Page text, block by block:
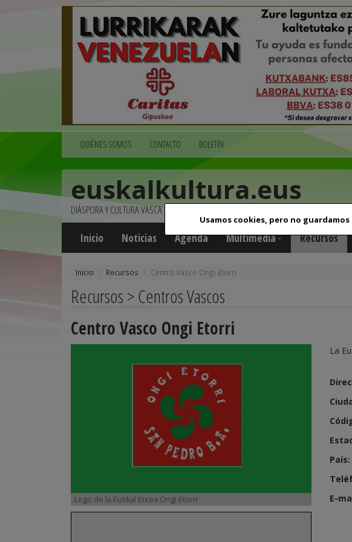
Usamos cookies, pero no
QUIÉNES SOMOS CONTACTO BOLETÍN
euskalkultura.eus
DIÁSPORA Y CULTURA VASCA
Inicio Noticias Agenda Multimedia Recursos
Inicio Recursos Centro Vasco Ongi Etorri
Recursos > Centros Vascos
Centro Vasco Ongi Etorri
Logo de la Euskal Etxea Ongi Etorri
La
País:
E-